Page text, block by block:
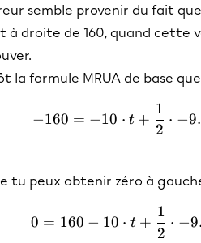
semble provenir du fait
à droite de 160, quand cette
la formule MRUA de base
-160 = -
−160 = −10 ⋅ t +
2
1
⋅ −
tu peux obtenir zéro à
0 =160 -
0 = 160 − 10 ⋅ t +
2
1
⋅ −